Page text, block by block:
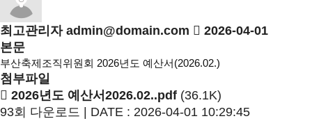
최고관리자 admin@domain.com
2026-04-01
본문
부산축제조직위원회 2026년도 예산서(2026.02.)
첨부파일
2026년도 예산서2026.02..pdf (36.1K)
93회 다운로드 | DATE : 2026-04-01 10:29:45